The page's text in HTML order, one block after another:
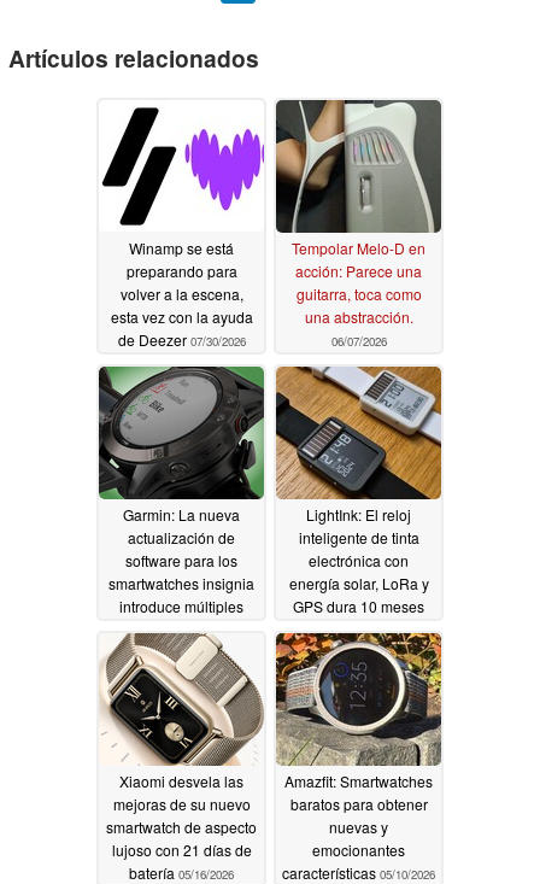
Artículos relacionados
Winamp se está
preparando para
volver a la escena,
esta vez con la ayuda
de Deezer 07/30/2026
Tempolar Melo-D en
acción: Parece una
guitarra, toca como
una abstracción.
06/07/2026
Garmin: La nueva
actualización de
software para los
smartwatches insignia
introduce múltiples
correcciones de
errores y mejoras
05/20/2026
LightInk: El reloj
inteligente de tinta
electrónica con
energía solar, LoRa y
GPS dura 10 meses
con una sola carga
05/17/2026
Xiaomi desvela las
mejoras de su nuevo
smartwatch de aspecto
lujoso con 21 días de
batería 05/16/2026
Amazfit: Smartwatches
baratos para obtener
nuevas y
emocionantes
características 05/10/2026